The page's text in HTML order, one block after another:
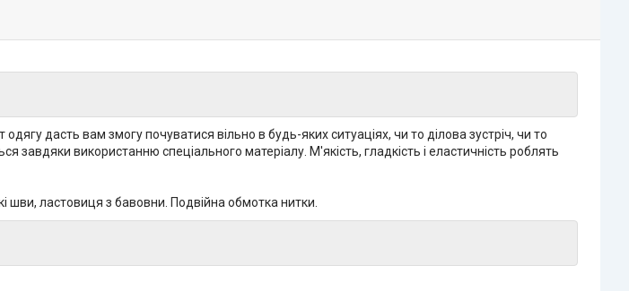
дасть вам змогу почуватися вільно в будь-яких ситуаціях, чи то ділова зустріч, чи то
завдяки використанню спеціального матеріалу. М'якість, гладкість і еластичність роблять
шви, ластовиця з бавовни. Подвійна обмотка нитки.